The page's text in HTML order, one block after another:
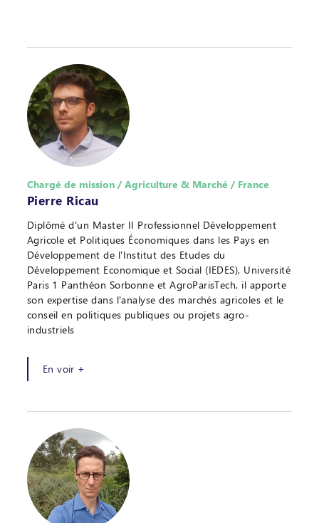
Chargé de mission / Agriculture & Marché / France
Pierre Ricau
Diplômé d'un Master II Professionnel Développement
Agricole et Politiques Économiques dans les Pays en
Développement de l'Institut des Etudes du
Développement Economique et Social (IEDES), Université
Paris 1 Panthéon Sorbonne et AgroParisTech, il apporte
son expertise dans l'analyse des marchés agricoles et le
conseil en politiques publiques ou projets agro-
industriels
En voir +